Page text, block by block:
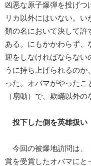
凶悪な原子爆弾を投げつ
リカ以外にはいない。い
類の名において決して許
ある。にもかかわらず、
迎をしなければならない
うに持ち上げられるの
った。オバマがやった
（扇動）で、欺瞞以外の
投下した側を英雄扱
今回の被爆地訪問は、
賞を受賞したオバマにと